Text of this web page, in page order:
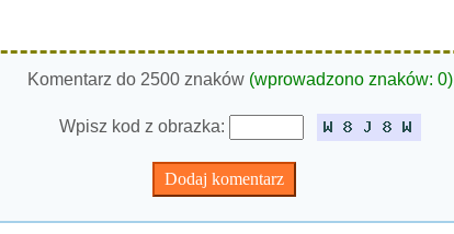
Komentarz do 2500 znaków (wprowadzono znaków: 0)
Wpisz kod z obrazka: